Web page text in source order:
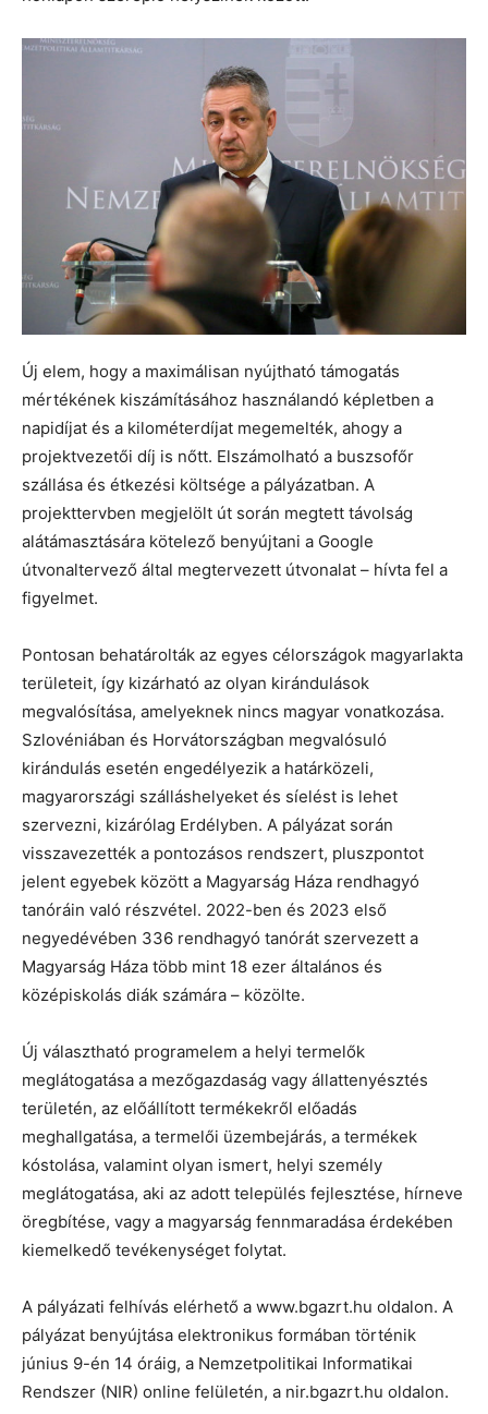
Új elem, hogy a maximálisan nyújtható támogatás
mértékének kiszámításához használandó képletben a
napidíjat és a kilométerdíjat megemelték, ahogy a
projektvezetői díj is nőtt. Elszámolható a buszsofőr
szállása és étkezési költsége a pályázatban. A
projekttervben megjelölt út során megtett távolság
alátámasztására kötelező benyújtani a Google
útvonaltervező által megtervezett útvonalat – hívta fel a
figyelmet.
Pontosan behatárolták az egyes célországok magyarlakta
területeit, így kizárható az olyan kirándulások
megvalósítása, amelyeknek nincs magyar vonatkozása.
Szlovéniában és Horvátországban megvalósuló
kirándulás esetén engedélyezik a határközeli,
magyarországi szálláshelyeket és síelést is lehet
szervezni, kizárólag Erdélyben. A pályázat során
visszavezették a pontozásos rendszert, pluszpontot
jelent egyebek között a Magyarság Háza rendhagyó
tanóráin való részvétel. 2022-ben és 2023 első
negyedévében 336 rendhagyó tanórát szervezett a
Magyarság Háza több mint 18 ezer általános és
középiskolás diák számára – közölte.
Új választható programelem a helyi termelők
meglátogatása a mezőgazdaság vagy állattenyésztés
területén, az előállított termékekről előadás
meghallgatása, a termelői üzembejárás, a termékek
kóstolása, valamint olyan ismert, helyi személy
meglátogatása, aki az adott település fejlesztése, hírneve
öregbítése, vagy a magyarság fennmaradása érdekében
kiemelkedő tevékenységet folytat.
A pályázati felhívás elérhető a www.bgazrt.hu oldalon. A
pályázat benyújtása elektronikus formában történik
június 9-én 14 óráig, a Nemzetpolitikai Informatikai
Rendszer (NIR) online felületén, a nir.bgazrt.hu oldalon.